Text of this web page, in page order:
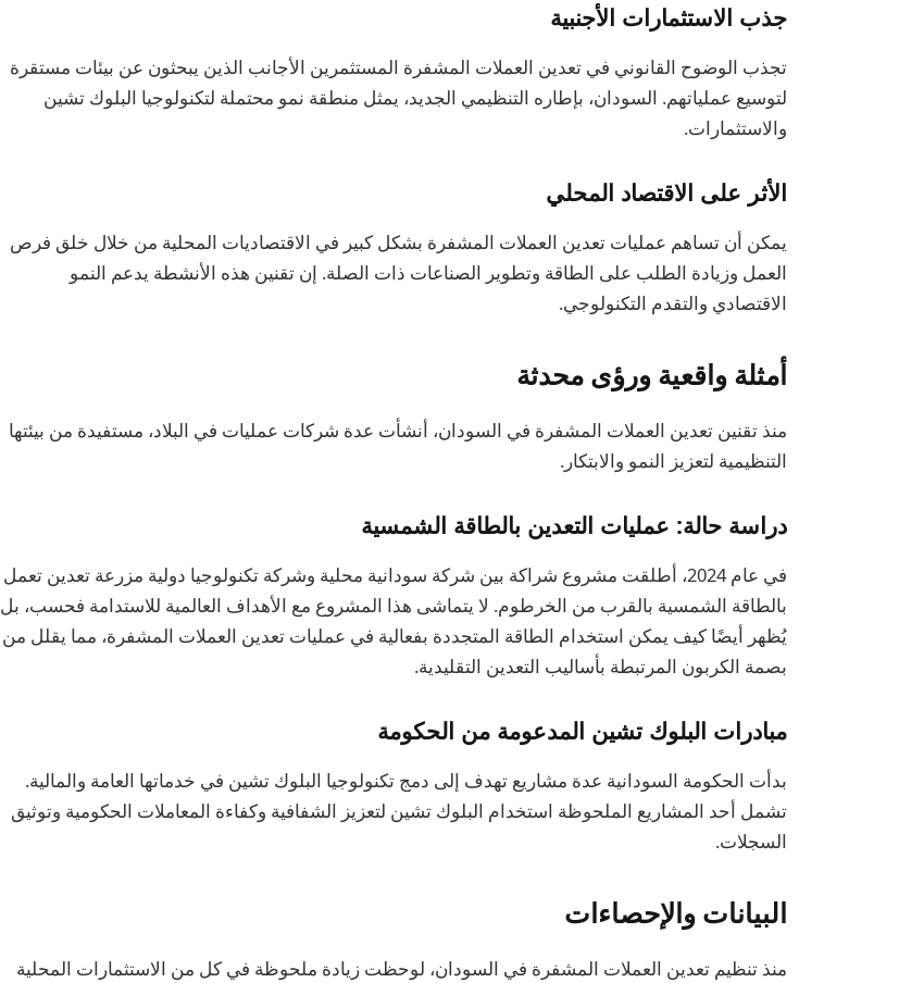
جذب الاستثمارات الأجنبية
تجذب الوضوح القانوني في تعدين العملات المشفرة المستثمرين الأجانب الذين يبحثون عن بيئات مستقرة
لتوسيع عملياتهم. السودان، بإطاره التنظيمي الجديد، يمثل منطقة نمو محتملة لتكنولوجيا البلوك تشين
والاستثمارات.
الأثر على الاقتصاد المحلي
يمكن أن تساهم عمليات تعدين العملات المشفرة بشكل كبير في الاقتصاديات المحلية من خلال خلق فرص
العمل وزيادة الطلب على الطاقة وتطوير الصناعات ذات الصلة. إن تقنين هذه الأنشطة يدعم النمو
الاقتصادي والتقدم التكنولوجي.
أمثلة واقعية ورؤى محدثة
منذ تقنين تعدين العملات المشفرة في السودان، أنشأت عدة شركات عمليات في البلاد، مستفيدة من بيئتها
التنظيمية لتعزيز النمو والابتكار.
دراسة حالة: عمليات التعدين بالطاقة الشمسية
في عام 2024، أطلقت مشروع شراكة بين شركة سودانية محلية وشركة تكنولوجيا دولية مزرعة تعدين تعمل
بالطاقة الشمسية بالقرب من الخرطوم. لا يتماشى هذا المشروع مع الأهداف العالمية للاستدامة فحسب، بل
يُظهر أيضًا كيف يمكن استخدام الطاقة المتجددة بفعالية في عمليات تعدين العملات المشفرة، مما يقلل من
بصمة الكربون المرتبطة بأساليب التعدين التقليدية.
مبادرات البلوك تشين المدعومة من الحكومة
بدأت الحكومة السودانية عدة مشاريع تهدف إلى دمج تكنولوجيا البلوك تشين في خدماتها العامة والمالية.
تشمل أحد المشاريع الملحوظة استخدام البلوك تشين لتعزيز الشفافية وكفاءة المعاملات الحكومية وتوثيق
السجلات.
البيانات والإحصاءات
منذ تنظيم تعدين العملات المشفرة في السودان، لوحظت زيادة ملحوظة في كل من الاستثمارات المحلية